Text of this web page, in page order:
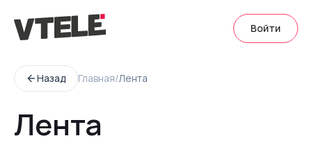
Войти
Назад Главная/Лента
Лента